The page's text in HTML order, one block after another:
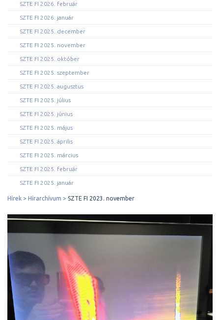
SZTE FI 2026. február
SZTE FI 2026. január
SZTE FI 2025. december
SZTE FI 2025. november
SZTE FI 2025. október
SZTE FI 2025. szeptember
SZTE FI 2025. augusztus
SZTE FI 2025. július
SZTE FI 2025. június
SZTE FI 2025. május
SZTE FI 2025. április
SZTE FI 2025. március
SZTE FI 2025. február
SZTE FI 2025. január
Hírek Hírarchívum SZTE FI 2023. november